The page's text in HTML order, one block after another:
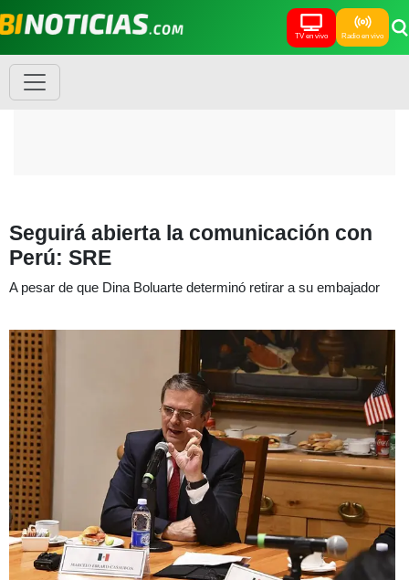
TV en vivo Radio en vivo
Seguirá abierta la comunicación con
Perú: SRE
A pesar de que Dina Boluarte determinó retirar a su embajador